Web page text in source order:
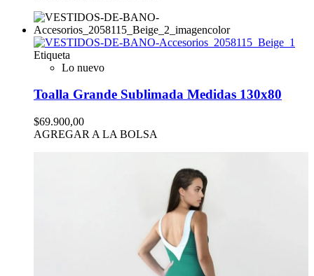
Etiqueta
Lo nuevo
Toalla Grande Sublimada Medidas 130x80
$69.900,00
AGREGAR A LA BOLSA